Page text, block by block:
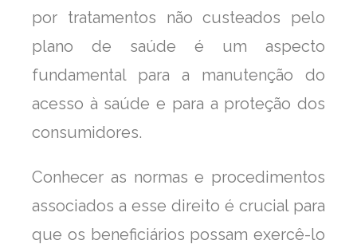
por tratamentos não custeados pelo
plano de saúde é um aspecto
fundamental para a manutenção do
acesso à saúde e para a proteção dos
consumidores.
Conhecer as normas e procedimentos
associados a esse direito é crucial para
que os beneficiários possam exercê-lo